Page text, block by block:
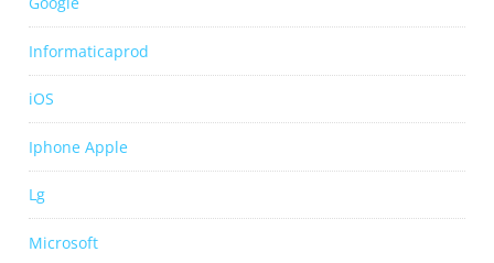
Informaticaprod
iOS
Iphone Apple
Lg
Microsoft